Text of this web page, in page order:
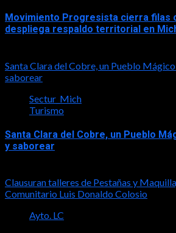
Movimiento Progresista cierra filas
despliega respaldo territorial en
Santa Clara del Cobre, un Pueblo
saborear
Sectur_Mich
Turismo
Santa Clara del Cobre, un Pueblo
y saborear
Clausuran talleres de Pestañas y
Comunitario Luis Donaldo Colosio
Ayto. LC